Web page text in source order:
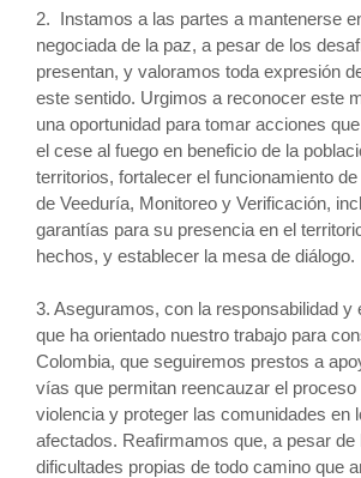
2. Instamos a las partes a mantenerse
negociada de la paz, a pesar de los
presentan, y valoramos toda expresión
este sentido. Urgimos a reconocer este
una oportunidad para tomar acciones
el cese al fuego en beneficio de la
territorios, fortalecer el funcionamiento
de Veeduría, Monitoreo y Verificación,
garantías para su presencia en el
hechos, y establecer la mesa de diálogo.
3. Aseguramos, con la responsabilidad y
que ha orientado nuestro trabajo para
Colombia, que seguiremos prestos a
vías que permitan reencauzar el proceso
violencia y proteger las comunidades en
afectados. Reafirmamos que, a pesar
dificultades propias de todo camino que